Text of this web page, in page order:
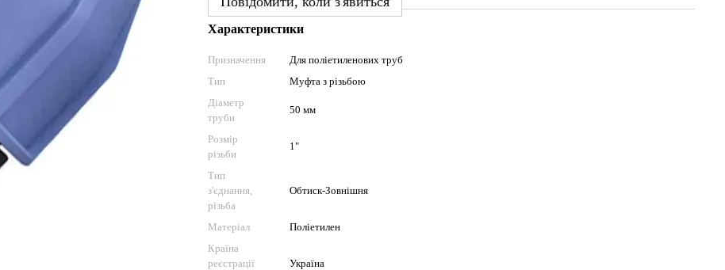
Характеристики
Призначення
Для поліетиленових труб
Тип
Муфта з різьбою
Діаметр
труби
50 мм
Розмір
різьби
1"
Тип
з'єднання,
різьба
Обтиск-Зовнішня
Матеріал
Поліетилен
Країна
реєстрації
Україна